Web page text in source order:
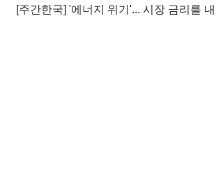
[주간한국] '에너지 위기'... 시장 금리를 내